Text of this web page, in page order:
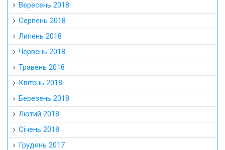
Вересень 2018
Серпень 2018
Липень 2018
Червень 2018
Травень 2018
Квітень 2018
Березень 2018
Лютий 2018
Січень 2018
Грудень 2017